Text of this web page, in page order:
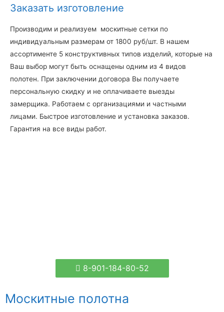
Заказать изготовление
Производим и реализуем москитные сетки по
индивидуальным размерам от 1800 руб/шт. В нашем
ассортименте 5 конструктивных типов изделий, которые на
Ваш выбор могут быть оснащены одним из 4 видов
полотен. При заключении договора Вы получаете
персональную скидку и не оплачиваете выезды
замерщика. Работаем с организациями и частными
лицами. Быстрое изготовление и установка заказов.
Гарантия на все виды работ.
8-901-184-80-52
Москитные полотна